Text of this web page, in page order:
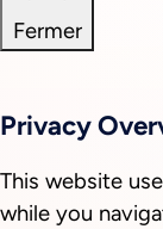
Fermer
Privacy
This website
while you